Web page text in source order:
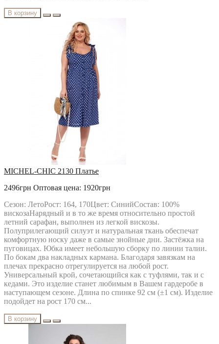
В корзину
MICHEL-CHIC 2130 Платье
2496грн Оптовая цена: 1920грн
Сезон: ЛетоРост: 164, 170Цвет: СинийСостав: 100%
вискозаНарядный и в то же время относительно простой
летний сарафан, выполнен из легкой вискозы.
Полуприлегающий силуэт и натуральная ткань обеспечат
комфортную носку даже в самые знойные дни. Застёжка на
пуговицах. Юбка имеет небольшую сборку по линии талии.
По бокам два накладных кармана. Благодаря завязкам на
плечах прекрасно отрегулируется на любой рост.
Универсальный крой, сочетающийся как с туфлями, так и с
кедами. Это изделие станет любимым в Вашем гардеробе в
наступающем сезоне. Длина по спинке 92 см (±1 см). Изделие
подойдет на рост 170 см...
В корзину